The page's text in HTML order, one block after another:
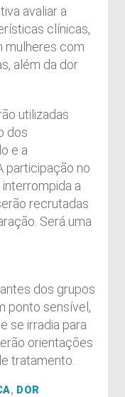
avaliar a
clínicas,
mulheres com
além da dor
utilizadas
dos
e a
participação no
a
recrutadas
Será uma
dos grupos
ponto sensível,
se irradia para
orientações
tratamento.
, DOR